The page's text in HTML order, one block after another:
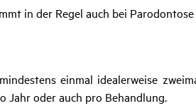
in der Regel auch bei
einmal idealerweise
Jahr oder auch pro Behandlung.